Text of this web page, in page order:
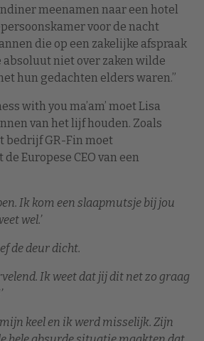
meenamen naar een hotel
voor de nacht
die op een zakelijke afspraak
niet over zaken wilde
hun gedachten elders waren.”
with you ma’am’ moet Lisa
van het lijf houden. Zoals
bedrijf GR-Fin moet
Europese CEO van een
Ik kom een slaapmutsje bij jou
wel.’
de deur dicht.
Ik weet dat jij dit net zo graag
keel en ik werd misselijk. Zijn